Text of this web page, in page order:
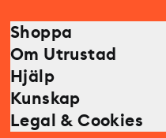
Shoppa
Om Utrustad
Hjälp
Kunskap
Legal & Cookies